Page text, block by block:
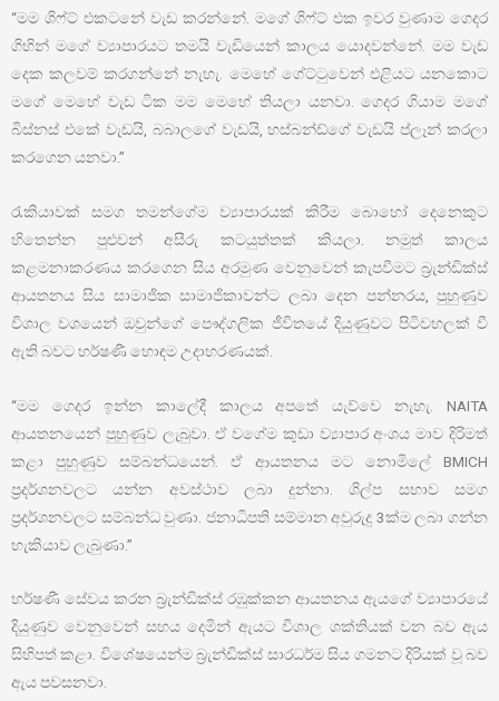
“මම ශිෆ්ට් එකටනේ වැඩ කරන්නේ. මගේ ශිෆ්ට් එක ඉවර වුණාම ගෙදර
ගිහින් මගේ ව්‍යාපාරයට තමයි වැඩියෙන් කාලය යොදවන්නේ. මම වැඩ
දෙක කලවම් කරගන්නේ නැහැ. මෙහේ ගේට්ටුවෙන් එළියට යනකොට
මගේ මෙහේ වැඩ ටික මම මෙහේ තියලා යනවා. ගෙදර ගියාම මගේ
බිස්නස් එකේ වැඩයි, බබාලගේ වැඩයි, හස්බන්ඩ්ගේ වැඩයි ප්ලෑන් කරලා
කරගෙන යනවා.”
රැකියාවක් සමග තමන්ගේම ව්‍යාපාරයක් කිරීම බොහෝ දෙනෙකුට
හිතෙන්න පුළුවන් අසීරු කටයුත්තක් කියලා. නමුත් කාලය
කළමනාකරණය කරගෙන සිය අරමුණ වෙනුවෙන් කැපවීමට බ්‍රැන්ඩික්ස්
ආයතනය සිය සාමාජික සාමාජිකාවන්ට ලබා දෙන පන්නරය, පුහුණුව
විශාල වශයෙන් ඔවුන්ගේ පෞද්ගලික ජීවිතයේ දියුණුවට පිටිවහලක් වී
ඇති බවට හර්ෂණී හොඳම උදාහරණයක්.
“මම ගෙදර ඉන්න කාලේදී කාලය අපතේ යැව්වෙ නැහැ. NAITA
ආයතනයෙන් පුහුණුව ලැබුවා. ඒ වගේම කුඩා ව්‍යාපාර අංශය මාව දිරිමත්
කළා පුහුණුව සම්බන්ධයෙන්. ඒ ආයතනය මට නොමිලේ BMICH
ප්‍රදර්ශනවලට යන්න අවස්ථාව ලබා දුන්නා. ශිල්ප සභාව සමග
ප්‍රදර්ශනවලට සම්බන්ධ වුණා. ජනාධිපති සම්මාන අවුරුදු 3ක්ම ලබා ගන්න
හැකියාව ලැබුණා.”
හර්ෂණී සේවය කරන බ්‍රැන්ඩික්ස් රඹුක්කන ආයතනය ඇයගේ ව්‍යාපාරයේ
දියුණුව වෙනුවෙන් සහය දෙමින් ඇයට විශාල ශක්තියක් වන බව ඇය
සිහිපත් කළා. විශේෂයෙන්ම බ්‍රැන්ඩික්ස් සාරධර්ම සිය ගමනට දිරියක් වූ බව
ඇය පවසනවා.